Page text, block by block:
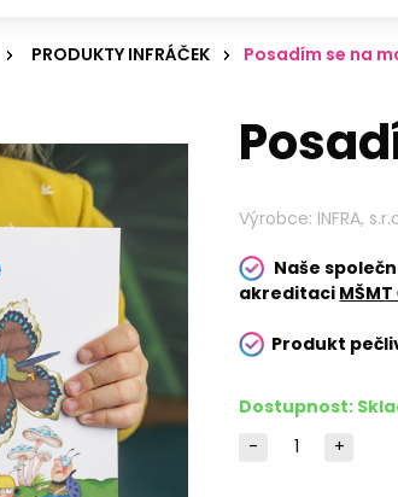
PRODUKTY INFRÁČEK Posadím se na
Výrobce: INFRA,
Naše
akreditaci MŠMT
Produkt
Dostupnost:
- +